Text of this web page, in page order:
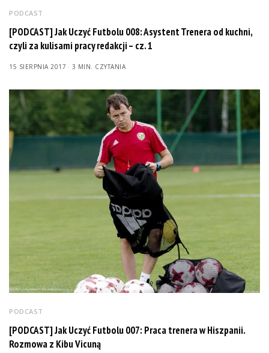
PODCAST
[PODCAST] Jak Uczyć Futbolu 008: Asystent Trenera od kuchni,
czyli za kulisami pracy redakcji – cz. 1
15 SIERPNIA 2017 3 MIN. CZYTANIA
PODCAST
[PODCAST] Jak Uczyć Futbolu 007: Praca trenera w Hiszpanii.
Rozmowa z Kibu Vicuną